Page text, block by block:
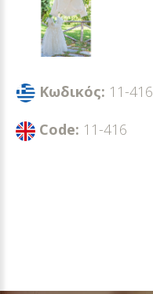
Κωδικός: 11-416
Code: 11-416